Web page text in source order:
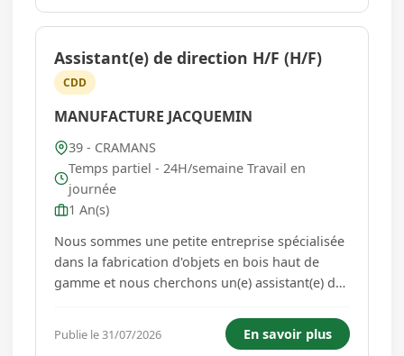
palettes...
Assistant(e) de direction H/F (H/F)
CDD
MANUFACTURE JACQUEMIN
39 - CRAMANS
Temps partiel - 24H/semaine Travail en
journée
1 An(s)
Nous sommes une petite entreprise spécialisée
dans la fabrication d'objets en bois haut de
gamme et nous cherchons un(e) assistant(e) de
situés à Cramans, dans le Jura et travaillerez en
étroite collaboration avec le gérant de
Publie le 31/07/2026 En savoir plus